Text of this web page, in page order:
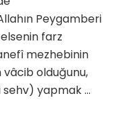
Peygamberi
farz
mezhebinin
olduğunu,
sehv) yapmak …